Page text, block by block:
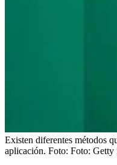
Existen diferentes métodos
aplicación. Foto: Foto: Getty